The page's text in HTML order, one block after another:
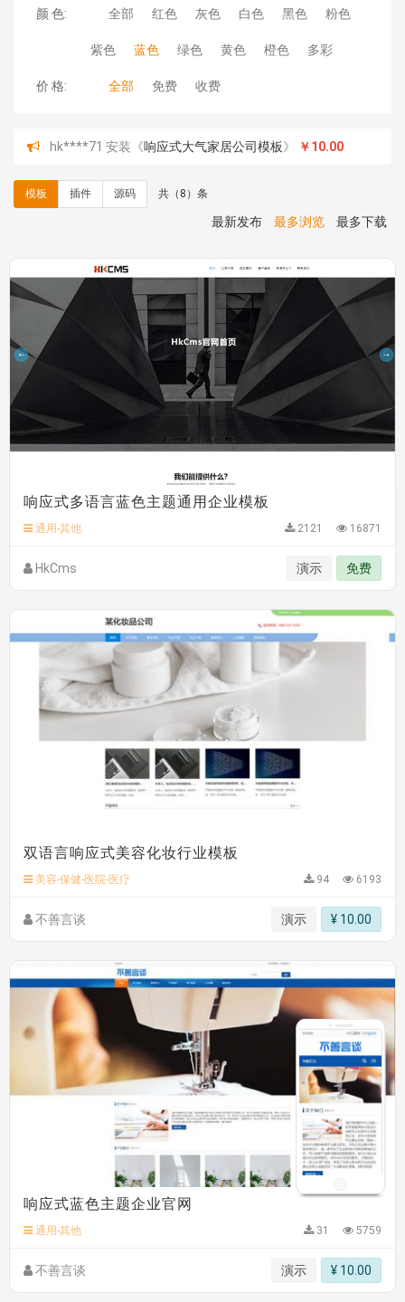
颜 色: 全部 红色 灰色 白色 黑色 粉色
紫色 蓝色 绿色 黄色 橙色 多彩
价 格: 全部 免费 收费
hk****71 安装《响应式大气家居公司模板》
￥10.00
C**y 安装《地图位置选取插件
C**y 安装《地图位置选取插件
Prism代码高亮插件》
免费
hk****08 安装《
》 免费
hk****80 安装《
响应式多语言企业公司简单通用模板
免费
hk****80 安装《响应式多语言企业公司简单通用模板》
文章采集插件（支持多模型）
￥20.00
地图位置选取插件 》免费
hk****70 安装《
sitemaps站点地图 》免费
hk****28 安装《 Technoai科技人工智能IT服务多用途网
站模板
鸾**月 安装《文件预览》￥9.90
响应式多语言白色主题通用企业站
双语言响应式科技通用模板
C**y 安装《双语言响应式科技通用模板
hk****82 安装《
响应式多语言会计机构模板 》 免费
模板 插件 源码 共（8）条
最新发布 最多浏览 最多下载
响应式多语言蓝色主题通用企业模板
通用-其他 2121 16871
HkCms 演示 免费
双语言响应式美容化妆行业模板
美容-保健-医院-医疗 94 6193
不善言谈 演示 ¥ 10.00
响应式蓝色主题企业官网
通用-其他 31 5759
不善言谈 演示 ¥ 10.00